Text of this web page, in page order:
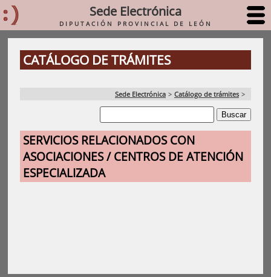
Sede Electrónica
DIPUTACIÓN PROVINCIAL DE LEÓN
CATÁLOGO DE TRÁMITES
Sede Electrónica > Catálogo de trámites >
SERVICIOS RELACIONADOS CON
ASOCIACIONES / CENTROS DE ATENCIÓN
ESPECIALIZADA